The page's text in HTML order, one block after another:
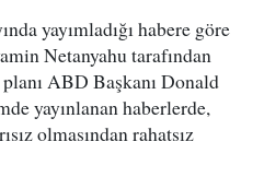
yayımladığı habere göre
Netanyahu tarafından
ABD Başkanı Donald
yayınlanan haberlerde,
olmasından rahatsız